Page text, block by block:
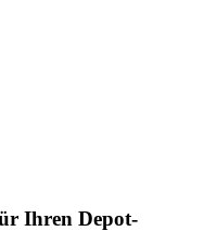
Ihren Depot-